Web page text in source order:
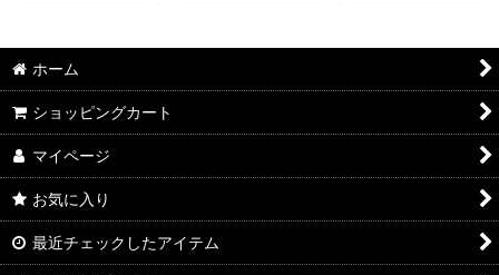
ホーム
ショッピングカート
マイページ
お気に入り
最近チェックしたアイテム